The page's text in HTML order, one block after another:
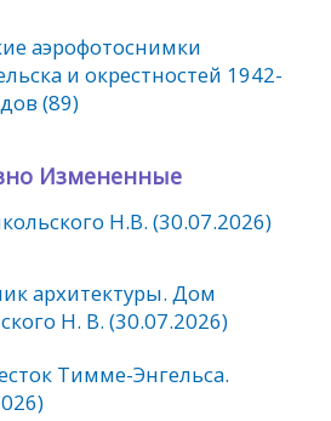
аэрофотоснимки
и окрестностей 1942-
(89)
Измененные
Н.В. (30.07.2026)
архитектуры. Дом
Н. В. (30.07.2026)
Тимме-Энгельса.